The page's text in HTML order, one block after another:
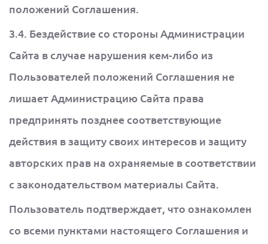
положений Соглашения.
3.4. Бездействие со стороны Администрации
Сайта в случае нарушения кем-либо из
Пользователей положений Соглашения не
лишает Администрацию Сайта права
предпринять позднее соответствующие
действия в защиту своих интересов и защиту
авторских прав на охраняемые в соответствии
с законодательством материалы Сайта.
Пользователь подтверждает, что ознакомлен
со всеми пунктами настоящего Соглашения и